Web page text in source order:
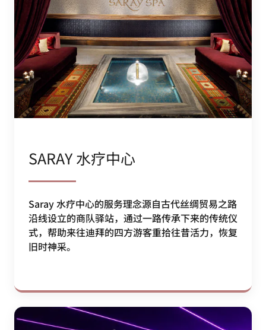
SARAY 水疗中心
Saray 水疗中心的服务理念源自古代丝绸贸易之路
沿线设立的商队驿站，通过一路传承下来的传统仪
式，帮助来往迪拜的四方游客重拾往昔活力，恢复
旧时神采。